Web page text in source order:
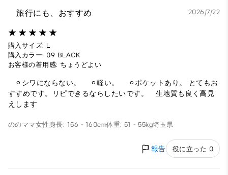
旅行にも、おすすめ 2026/7/22
購入サイズ: L
購入カラー: 09 BLACK
お客様の着用感: ちょうどよい
⚪︎シワにならない。 ⚪︎軽い。 ⚪︎ポケットあり。 とてもお
すすめです。リピできるならしたいです。 生地質も良く高見
えします
ののママ女性身長: 156 - 160cm体重: 51 - 55kg埼玉県
報告 役に立った 0